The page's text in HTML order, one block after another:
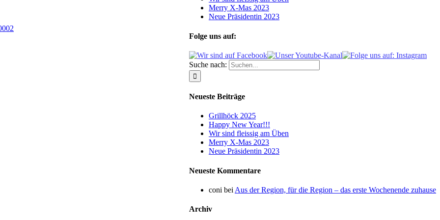
Merry X-Mas 2023
Neue Präsidentin 2023
Folge uns auf:
Suche nach:
Neueste Beiträge
Grillhöck 2025
Happy New Year!!!
Wir sind fleissig am Üben
Merry X-Mas 2023
Neue Präsidentin 2023
Neueste Kommentare
coni bei Aus der Region, für die Region – das erste Wochenende zuhause
Archiv